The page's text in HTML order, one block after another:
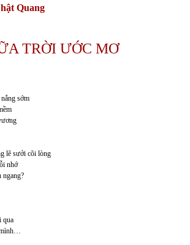
Quang
TRỜI ƯỚC MƠ
sớm
lẽ sưởi cõi lòng
nhớ
ngang?
qua
mình…